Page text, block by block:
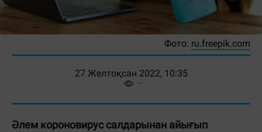
Фото: ru.freepik.com
27 Желтоқсан 2022, 10:35
Әлем короновирус салдарынан айығып